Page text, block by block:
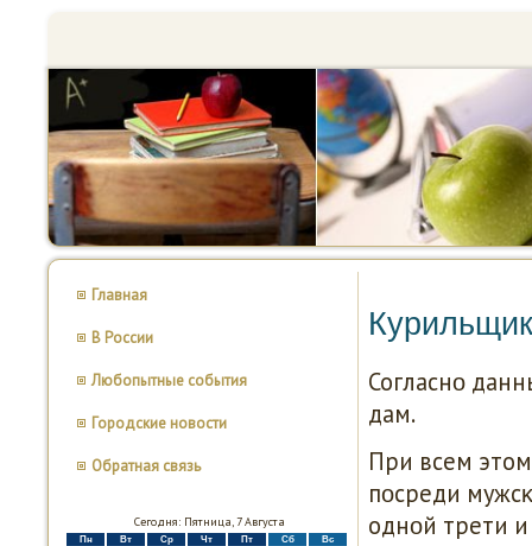
Главная
В России
Любопытные события
Городские новости
Обратная связь
Сегодня: Пятница, 7 Августа
Пн Вт Ср Чт Пт Сб Вс
Согласнο
дам.
При всем
пοсреди
однοй трети